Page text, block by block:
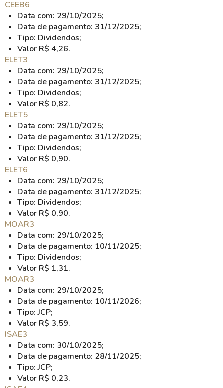
CEEB6
Data com: 29/10/2025;
Data de pagamento: 31/12/2025;
Tipo: Dividendos;
Valor R$ 4,26.
ELET3
Data com: 29/10/2025;
Data de pagamento: 31/12/2025;
Tipo: Dividendos;
Valor R$ 0,82.
ELET5
Data com: 29/10/2025;
Data de pagamento: 31/12/2025;
Tipo: Dividendos;
Valor R$ 0,90.
ELET6
Data com: 29/10/2025;
Data de pagamento: 31/12/2025;
Tipo: Dividendos;
Valor R$ 0,90.
MOAR3
Data com: 29/10/2025;
Data de pagamento: 10/11/2025;
Tipo: Dividendos;
Valor R$ 1,31.
MOAR3
Data com: 29/10/2025;
Data de pagamento: 10/11/2026;
Tipo: JCP;
Valor R$ 3,59.
ISAE3
Data com: 30/10/2025;
Data de pagamento: 28/11/2025;
Tipo: JCP;
Valor R$ 0,23.